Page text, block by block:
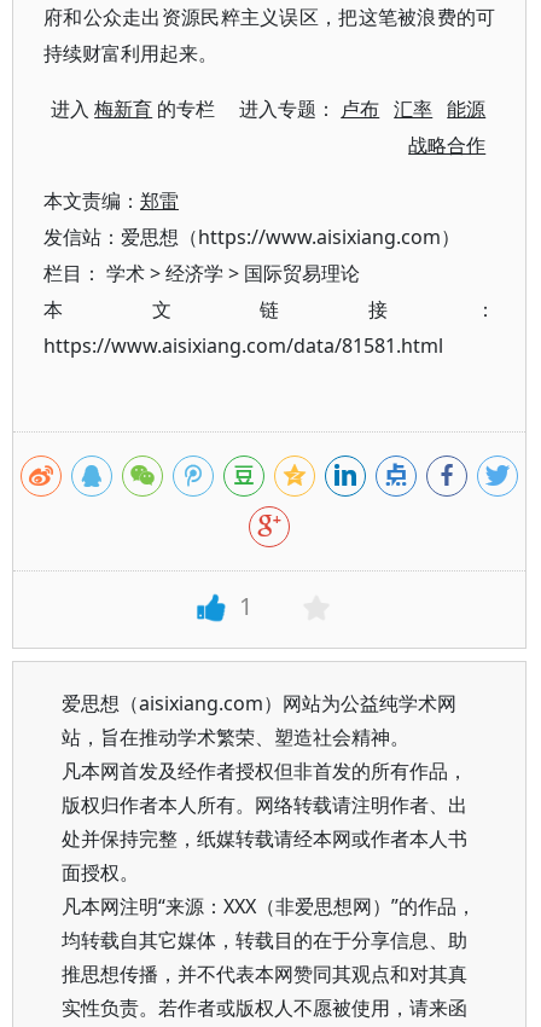
府和公众走出资源民粹主义误区，把这笔被浪费的可
持续财富利用起来。
进入梅新育 的专栏 进入专题： 卢布 汇率 能源
战略合作
本文责编： 郑雷
发信站：爱思想（https://www.aisixiang.com）
栏目： 学术>经济学 > 国际贸易理论
本文链接：
https://www.aisixiang.com/data/81581.html
1
爱思想（aisixiang.com）网站为公益纯学术网
站，旨在推动学术繁荣、塑造社会精神。
凡本网首发及经作者授权但非首发的所有作品，
版权归作者本人所有。网络转载请注明作者、出
处并保持完整，纸媒转载请经本网或作者本人书
面授权。
凡本网注明“来源：XXX（非爱思想网）”的作品，
均转载自其它媒体，转载目的在于分享信息、助
推思想传播，并不代表本网赞同其观点和对其真
实性负责。若作者或版权人不愿被使用，请来函